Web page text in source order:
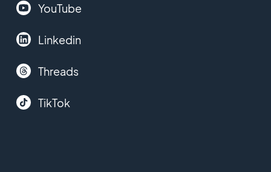
YouTube
Linkedin
Threads
TikTok